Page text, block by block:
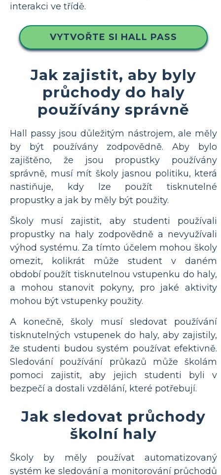
interakci ve třídě.
VYTVOŘTE SI HALL PASS
Jak zajistit, aby byly
průchody do haly
používány správně
Hall passy jsou důležitým nástrojem, ale měly
by být používány zodpovědně. Aby bylo
zajištěno, že jsou propustky používány
správně, musí mít školy jasnou politiku, která
nastiňuje, kdy lze použít tisknutelné
propustky a jak by měly být použity.
Školy musí zajistit, aby studenti používali
propustky na haly zodpovědně a nevyužívali
výhod systému. Za tímto účelem mohou školy
omezit, kolikrát může student v daném
období použít tisknutelnou vstupenku do haly,
a mohou stanovit pokyny, pro jaké aktivity
mohou být vstupenky použity.
A konečně, školy musí sledovat používání
tisknutelných vstupenek do haly, aby zajistily,
že studenti budou systém používat efektivně.
Sledování používání průkazů může školám
pomoci zajistit, aby jejich studenti byli v
bezpečí a dostali vzdělání, které potřebují.
Jak sledovat průchody
školní haly
Školy by měly používat automatizovaný
systém ke sledování a monitorování průchodů